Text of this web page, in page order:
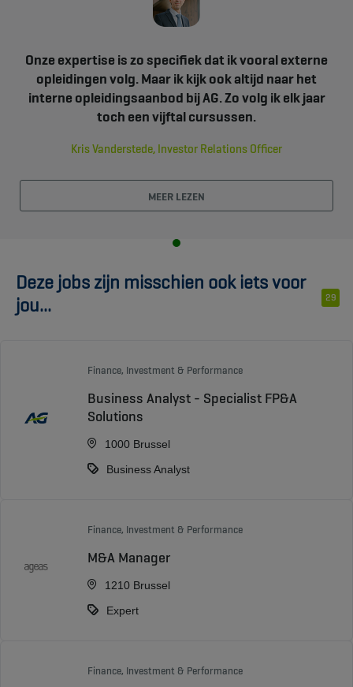
Onze expertise is zo specifiek dat ik vooral externe
opleidingen volg. Maar ik kijk ook altijd naar het
interne opleidingsaanbod bij AG. Zo volg ik elk jaar
toch een vijftal cursussen.
Kris Vanderstede, Investor Relations Officer
MEER LEZEN
Deze jobs zijn misschien ook iets voor
jou...
29
Finance, Investment & Performance
Business Analyst - Specialist FP&A
Solutions
1000 Brussel
Business Analyst
Finance, Investment & Performance
M&A Manager
1210 Brussel
Expert
Finance, Investment & Performance